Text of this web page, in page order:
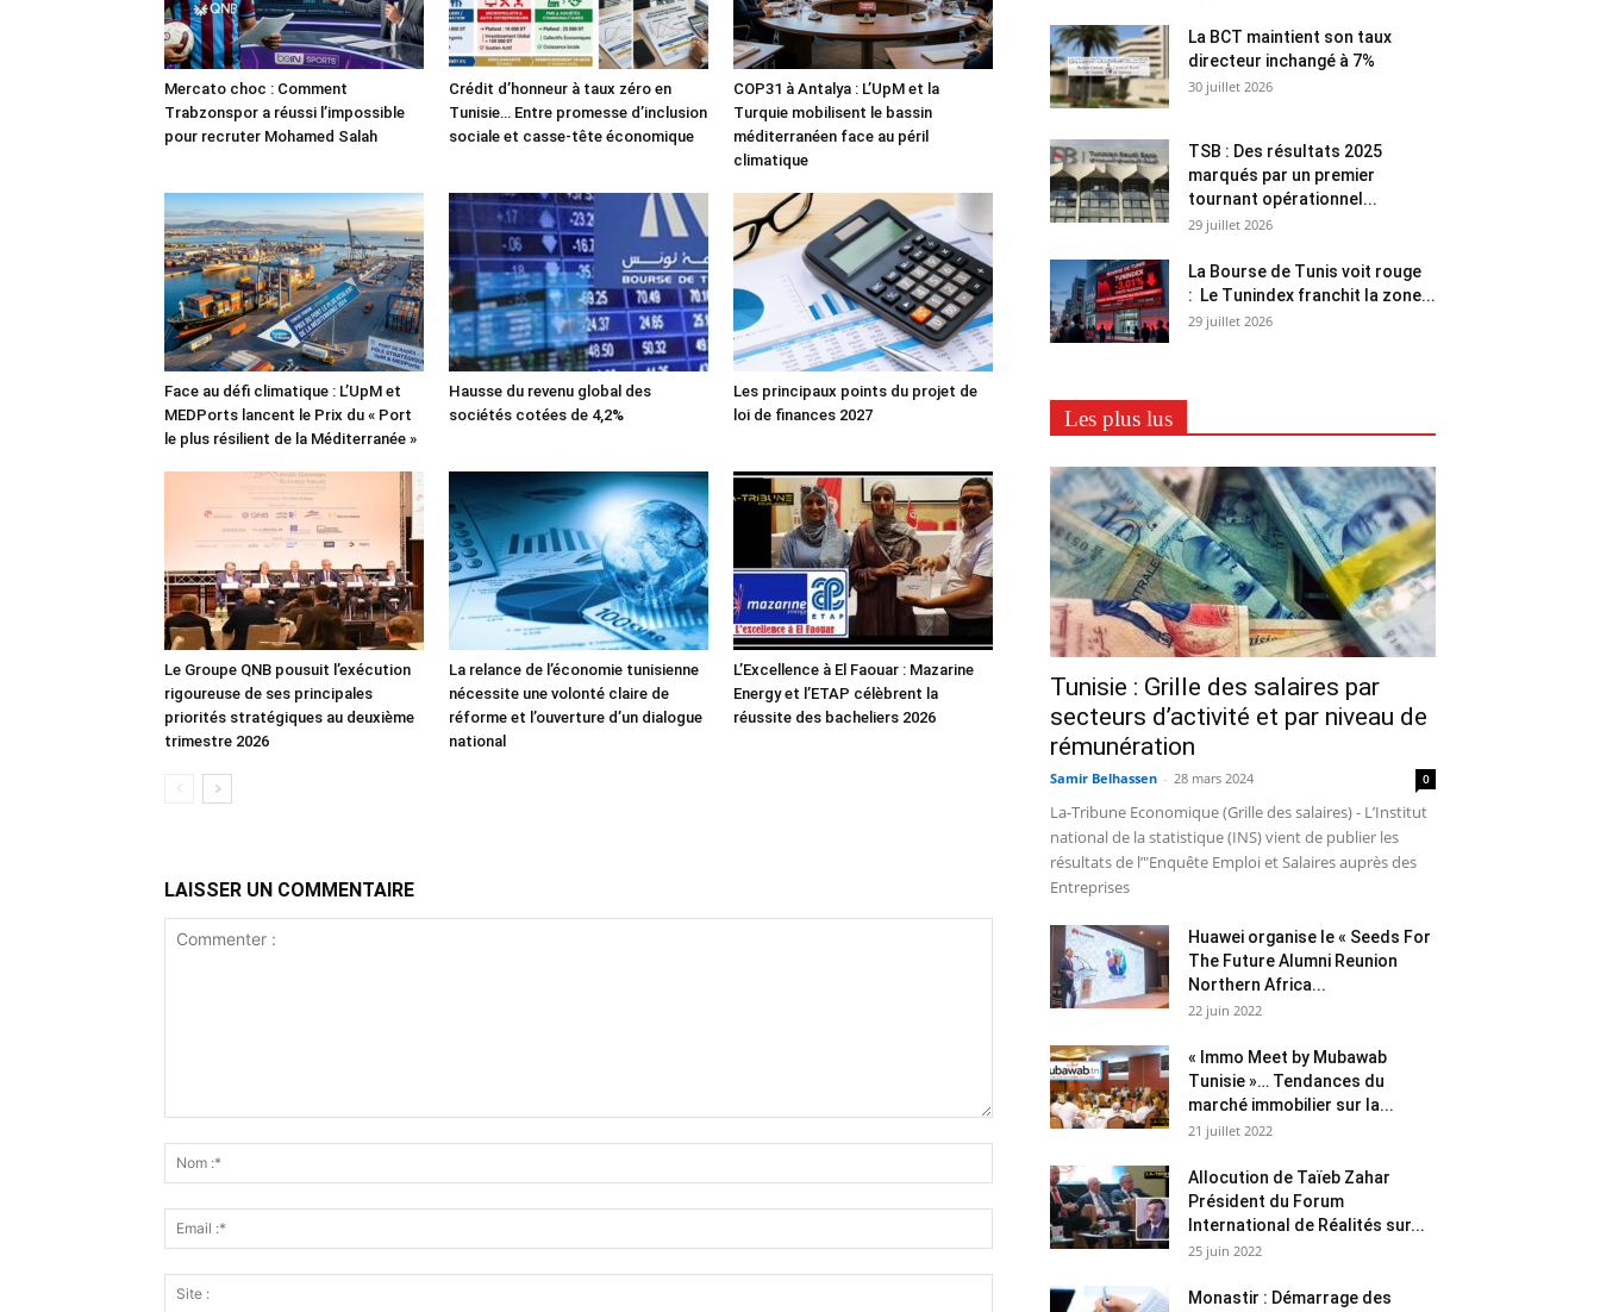
Mercato choc : Comment
Trabzonspor a réussi l’impossible
pour recruter Mohamed Salah
Crédit d’honneur à taux zéro en
Tunisie… Entre promesse d’inclusion
sociale et casse-tête économique
COP31 à Antalya : L’UpM et la
Turquie mobilisent le bassin
méditerranéen face au péril
climatique
Face au défi climatique : L’UpM et
MEDPorts lancent le Prix du « Port
le plus résilient de la Méditerranée »
Hausse du revenu global des
sociétés cotées de 4,2%
Les principaux points du projet de
loi de finances 2027
Le Groupe QNB pousuit l’exécution
rigoureuse de ses principales
priorités stratégiques au deuxième
trimestre 2026
La relance de l’économie tunisienne
nécessite une volonté claire de
réforme et l’ouverture d’un dialogue
national
L’Excellence à El Faouar : Mazarine
Energy et l’ETAP célèbrent la
réussite des bacheliers 2026
LAISSER UN COMMENTAIRE
La BCT maintient son taux
directeur inchangé à 7%
30 juillet 2026
TSB : Des résultats 2025
marqués par un premier
tournant opérationnel...
29 juillet 2026
La Bourse de Tunis voit rouge
: Le Tunindex franchit la zone...
29 juillet 2026
Les plus lus
Tunisie : Grille des salaires par
secteurs d’activité et par niveau de
rémunération
Samir Belhassen - 28 mars 2024 0
La-Tribune Economique (Grille des salaires) - L’Institut
national de la statistique (INS) vient de publier les
résultats de l’"Enquête Emploi et Salaires auprès des
Entreprises
Huawei organise le « Seeds For
The Future Alumni Reunion
Northern Africa...
22 juin 2022
« Immo Meet by Mubawab
Tunisie »… Tendances du
marché immobilier sur la...
21 juillet 2022
Allocution de Taïeb Zahar
Président du Forum
International de Réalités sur...
25 juin 2022
Monastir : Démarrage des